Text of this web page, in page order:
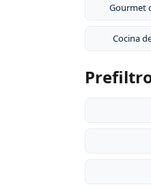
Gourmet
Cocina